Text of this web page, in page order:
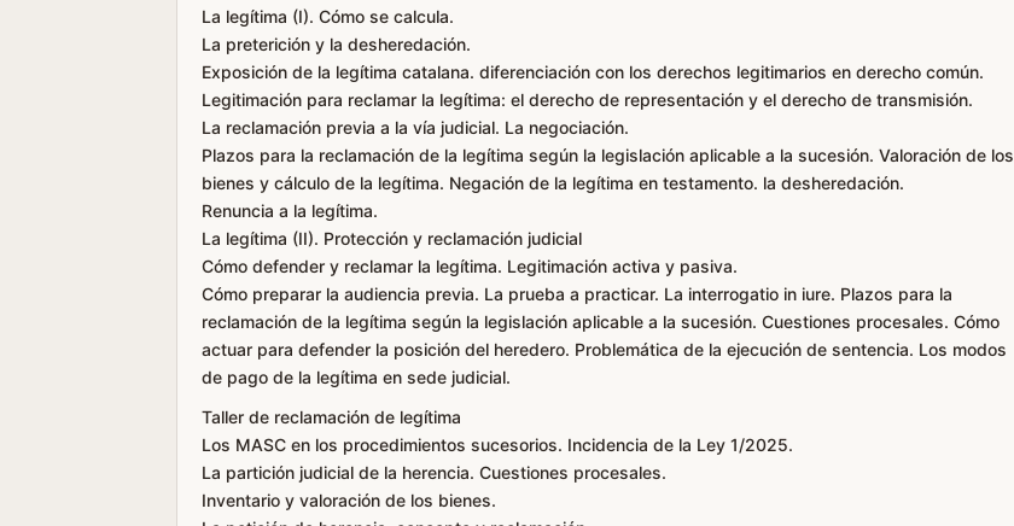
La legítima (I). Cómo se calcula.
La preterición y la desheredación.
Exposición de la legítima catalana. diferenciación con los derechos legitimarios en derecho común.
Legitimación para reclamar la legítima: el derecho de representación y el derecho de transmisión.
La reclamación previa a la vía judicial. La negociación.
Plazos para la reclamación de la legítima según la legislación aplicable a la sucesión. Valoración de los
bienes y cálculo de la legítima. Negación de la legítima en testamento. la desheredación.
Renuncia a la legítima.
La legítima (II). Protección y reclamación judicial
Cómo defender y reclamar la legítima. Legitimación activa y pasiva.
Cómo preparar la audiencia previa. La prueba a practicar. La interrogatio in iure. Plazos para la
reclamación de la legítima según la legislación aplicable a la sucesión. Cuestiones procesales. Cómo
actuar para defender la posición del heredero. Problemática de la ejecución de sentencia. Los modos
de pago de la legítima en sede judicial.
Taller de reclamación de legítima
Los MASC en los procedimientos sucesorios. Incidencia de la Ley 1/2025.
La partición judicial de la herencia. Cuestiones procesales.
Inventario y valoración de los bienes.